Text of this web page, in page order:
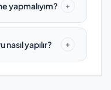
yapmalıyım? +
yapılır? +